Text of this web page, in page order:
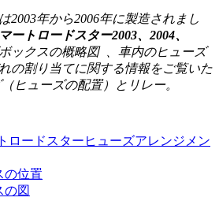
2003年から2006年に製造されまし
ートロードスター2003、2004、
ックスの概略図 、車内のヒューズ
の割り当てに関する情報をご覧いた
ヒューズの配置）とリレー。
ロードスターヒューズアレンジメン
の位置
の図